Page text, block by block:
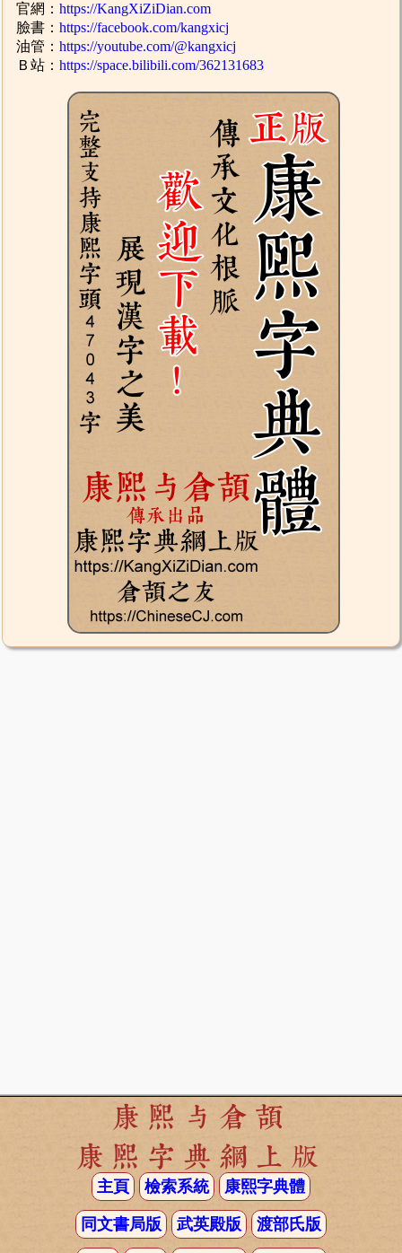
官網：https://KangXiZiDian.com
臉書：https://facebook.com/kangxicj
油管：https://youtube.com/@kangxicj
Ｂ站：https://space.bilibili.com/362131683
康熙与倉頡
康熙字典網上版
主頁 檢索系統 康熙字典體
同文書局版 武英殿版 渡部氏版